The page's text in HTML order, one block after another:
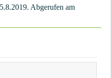
Abgerufen am